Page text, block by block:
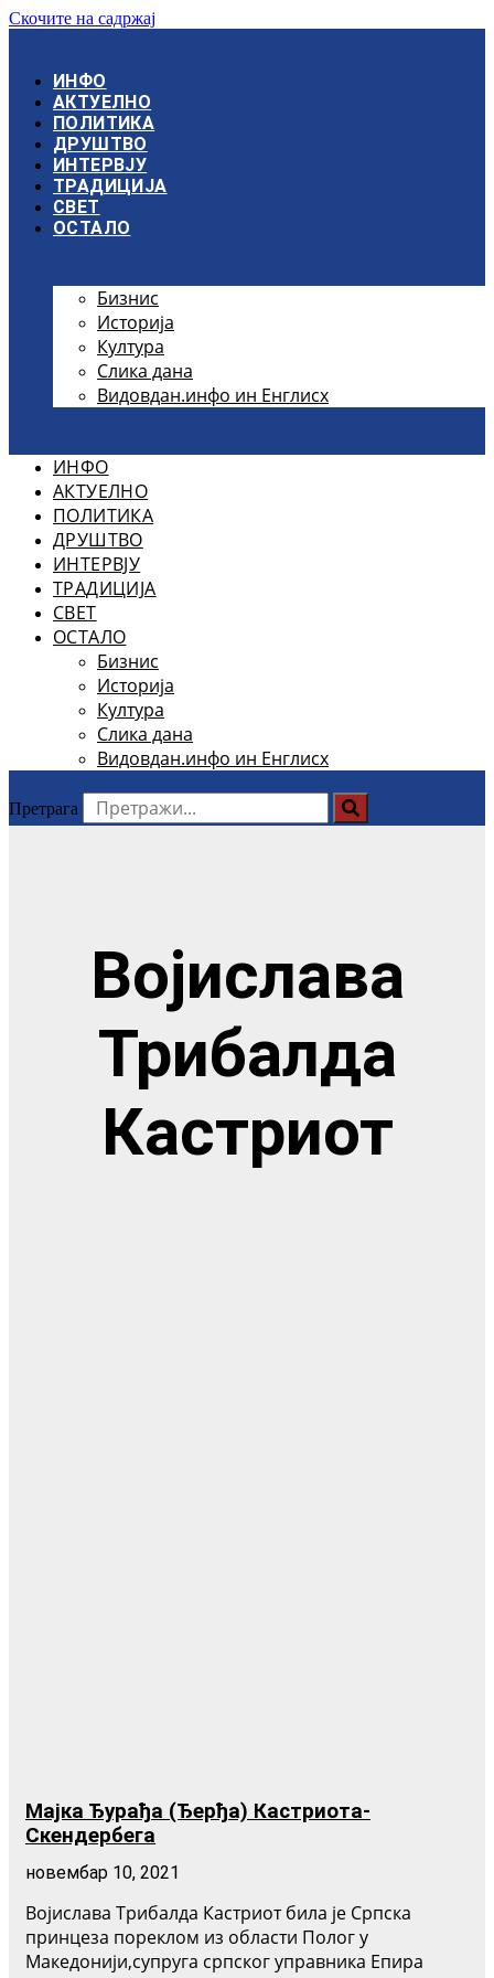
Скочите на садржај
ИНФО
АКТУЕЛНО
ПОЛИТИКА
ДРУШТВО
ИНТЕРВЈУ
ТРАДИЦИЈА
СВЕТ
ОСТАЛО
Бизнис
Историја
Култура
Слика дана
Видовдан.инфо ин Енглисх
ИНФО
АКТУЕЛНО
ПОЛИТИКА
ДРУШТВО
ИНТЕРВЈУ
ТРАДИЦИЈА
СВЕТ
ОСТАЛО
Бизнис
Историја
Култура
Слика дана
Видовдан.инфо ин Енглисх
Претрага
Војислава
Трибалда
Кастриот
Мајка Ђурађа (Ђерђа) Кастриота-
Скендербега
новембар 10, 2021
Војислава Трибалда Кастриот била је Српска
принцеза пореклом из области Полог у
Македонији,супруга српског управника Епира